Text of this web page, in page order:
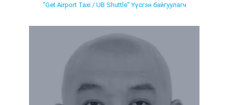
“Get Airport Taxi / UB Shuttle” Үүсгэн байгуулагч